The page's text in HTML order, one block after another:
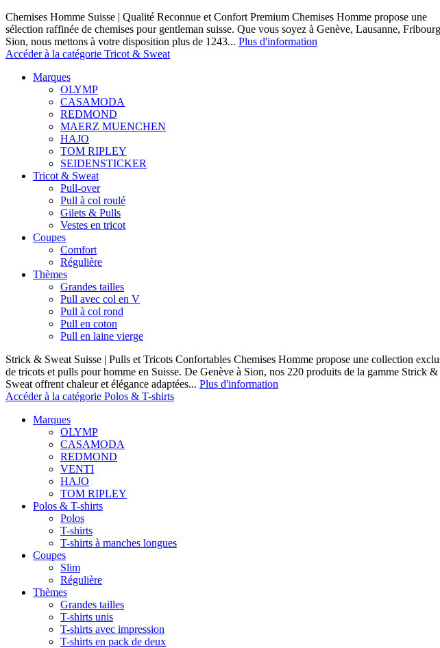
Chemises Homme Suisse | Qualité Reconnue et Confort Premium Chemises Homme propose une
sélection raffinée de chemises pour gentleman suisse. Que vous soyez à Genève, Lausanne,
Sion, nous mettons à votre disposition plus de 1243... Plus d'information
Accéder à la catégorie Tricot & Sweat
Marques
OLYMP
CASAMODA
REDMOND
MAERZ MUENCHEN
HAJO
TOM RIPLEY
SEIDENSTICKER
Tricot & Sweat
Pull-over
Pull à col roulé
Gilets & Pulls
Vestes en tricot
Coupes
Comfort
Régulière
Thèmes
Grandes tailles
Pull avec col en V
Pull à col rond
Pull en coton
Pull en laine vierge
Strick & Sweat Suisse | Pulls et Tricots Confortables Chemises Homme propose une collection
de tricots et pulls pour homme en Suisse. De Genève à Sion, nos 220 produits de la gamme Strick &
Sweat offrent chaleur et élégance adaptées... Plus d'information
Accéder à la catégorie Polos & T-shirts
Marques
OLYMP
CASAMODA
REDMOND
VENTI
HAJO
TOM RIPLEY
Polos & T-shirts
Polos
T-shirts
T-shirts à manches longues
Coupes
Slim
Régulière
Thèmes
Grandes tailles
T-shirts unis
T-shirts avec impression
T-shirts en pack de deux